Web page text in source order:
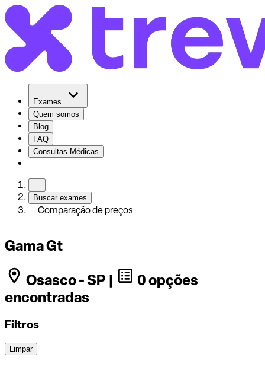
Exames
Quem somos
Blog
FAQ
Consultas Médicas
Buscar exames
Comparação de preços
Gama Gt
Osasco - SP |
0 opções
encontradas
Filtros
Limpar